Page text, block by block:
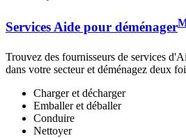
Services Aide pour déménager
Trouvez des fournisseurs de services
dans votre secteur et déménagez deux
Charger et décharger
Emballer et déballer
Conduire
Nettoyer